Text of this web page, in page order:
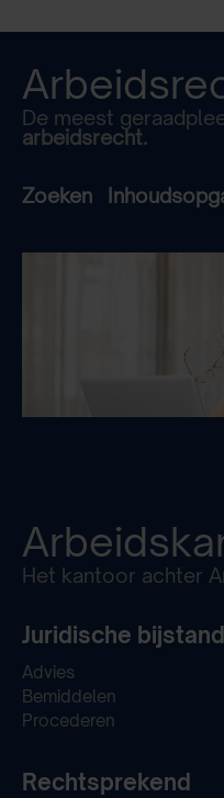
De meest
arbeidsrecht.
Zoeken
Het kantoor achter
Juridische bijstand
Advies
Bemiddelen
Procederen
Rechtsprekend